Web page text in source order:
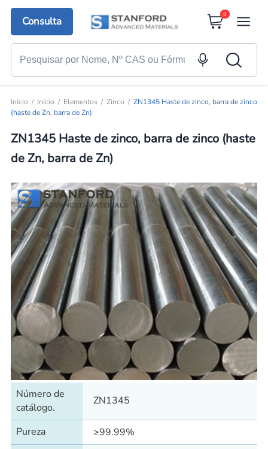
Consulta
0
Início Início Elementos Zinco
ZN1345 Haste de zinco, barra de zinco
(haste de Zn, barra de Zn)
ZN1345 Haste de zinco, barra de zinco (haste
de Zn, barra de Zn)
Número de
catálogo.
ZN1345
Pureza
≥99.99%